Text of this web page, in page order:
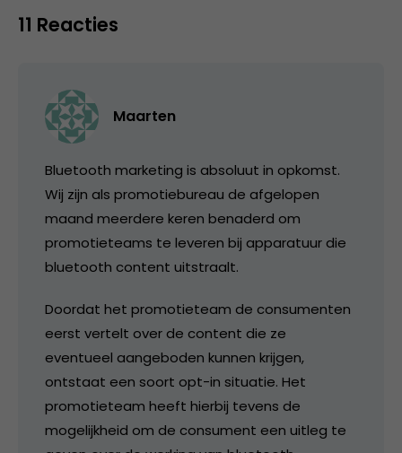
11 Reacties
Maarten
Bluetooth marketing is absoluut in opkomst.
Wij zijn als promotiebureau de afgelopen
maand meerdere keren benaderd om
promotieteams te leveren bij apparatuur die
bluetooth content uitstraalt.
Doordat het promotieteam de consumenten
eerst vertelt over de content die ze
eventueel aangeboden kunnen krijgen,
ontstaat een soort opt-in situatie. Het
promotieteam heeft hierbij tevens de
mogelijkheid om de consument een uitleg te